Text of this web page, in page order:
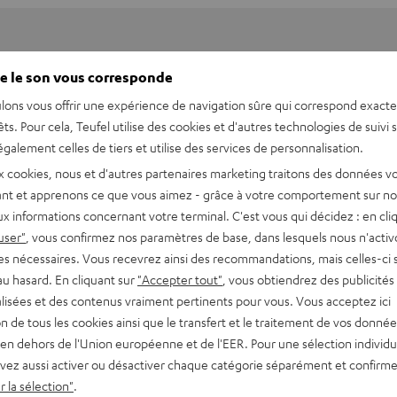
Power Bank
bank à prestation de 18 watts via USB type C & recharge
le son vous corresponde
vous offrir une expérience de navigation sûre qui correspond
Pour cela, Teufel utilise des cookies et d'autres technologies de suivi
celles de tiers et utilise des services de personnalisation.
cookies, nous et d'autres partenaires marketing traitons des données
et apprenons ce que vous aimez - grâce à votre comportement sur
informations concernant votre terminal. C'est vous qui décidez : en
, vous confirmez nos paramètres de base, dans lesquels nous
nécessaires. Vous recevrez ainsi des recommandations, mais celles-ci
hasard. En cliquant sur "Accepter tout" , vous obtiendrez des publicités
et des contenus vraiment pertinents pour vous. Vous acceptez ici
de tous les cookies ainsi que le transfert et le traitement de vos
dehors de l'Union européenne et de l'EER. Pour une sélection
aussi activer ou désactiver chaque catégorie séparément et
la sélection"